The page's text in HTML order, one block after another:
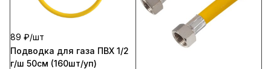
89 ₽/шт
Подводка для газа ПВХ 1/2
г/ш 50см (160шт/уп)